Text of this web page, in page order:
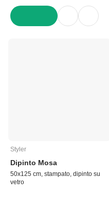
Styler
Dipinto Mosa
50x125 cm, stampato, dipinto su
vetro